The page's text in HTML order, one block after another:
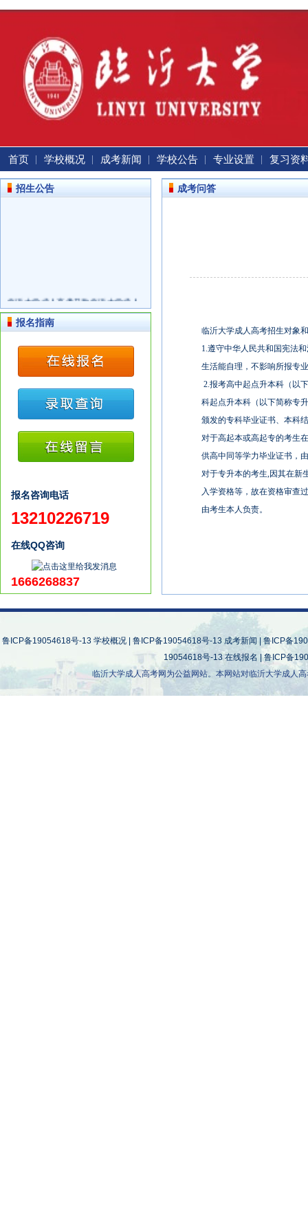
首页 学校概况 成考新闻 学校公告 专业设置 复习资
招生公告
临沂大学成人高考又称临沂大学成人
教育。报名后考生需要认真复习学习
资料。 地址：山东省临沂市双岭路中
报名指南
报名咨询电话
13210226719
在线QQ咨询
1666268837
成考问答
临沂大学成人高考招生对象
1.遵守中华人民共和国宪法
生活能自理，不影响所报专
2.报考高中起点升本科（以
科起点升本科（以下简称专
颁发的专科毕业证书、本科
对于高起本或高起专的考生
供高中同等学力毕业证书，
对于专升本的考生,因其在新
入学资格等，故在资格审查
由考生本人负责。
鲁ICP备19054618号-13 学校概况 鲁ICP备19054618号-13 成考新闻
鲁ICP备
19054618号-13 在线报名 |鲁ICP备
临沂大学成人高考网为公益网站。本网站对临沂大学成人